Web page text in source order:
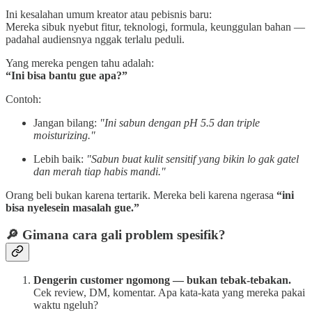
Ini kesalahan umum kreator atau pebisnis baru:
Mereka sibuk nyebut fitur, teknologi, formula, keunggulan bahan —
padahal audiensnya nggak terlalu peduli.
Yang mereka pengen tahu adalah:
“Ini bisa bantu gue apa?”
Contoh:
Jangan bilang: "Ini sabun dengan pH 5.5 dan triple
moisturizing."
Lebih baik: "Sabun buat kulit sensitif yang bikin lo gak gatel
dan merah tiap habis mandi."
Orang beli bukan karena tertarik. Mereka beli karena ngerasa “ini
bisa nyelesein masalah gue.”
🔎 Gimana cara gali problem spesifik?
Dengerin customer ngomong — bukan tebak-tebakan.
Cek review, DM, komentar. Apa kata-kata yang mereka pakai
waktu ngeluh?